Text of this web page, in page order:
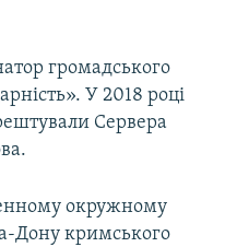
громадського
У 2018 році
Сервера
окружному
Дону кримського